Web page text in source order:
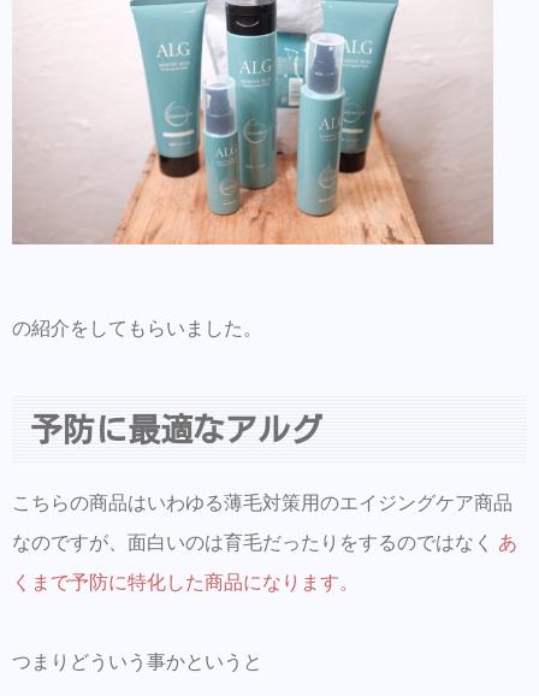
【EMANON share salon 梅田茶屋町店】
ご来店前のカルテの事前登録が時短でオス
スメ！
同時にこちらもダウンロードして頂き新規
登録すると予約も出来ます。
美容師の方にはこちらもオススメ。SNSプ
世界初のオーダーメイドシャンプー
９つの質問に答えて貴方にあったシャンプ
ーを教えてもらえます。
クーポンコード【trenza 】入力で初回2000
唯一無二の至高の美髪育成シャンプー
Flowers ご購入のお客様はこちら
の紹介をしてもらいました。
予防に最適なアルグ
こちらの商品はいわゆる薄毛対策用のエイジングケア商品
なのですが、面白いのは育毛だったりをするのではなく あ
くまで予防に特化した商品になります。
つまりどういう事かというと